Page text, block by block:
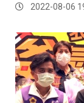
2022-08-06